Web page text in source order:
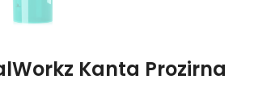
Kanta Prozirna